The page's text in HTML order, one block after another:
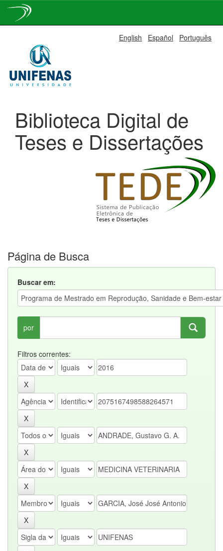
navigation
English Español Português
Biblioteca Digital de
Teses e Dissertações
Página de Busca
Buscar em:
por
Filtros correntes: